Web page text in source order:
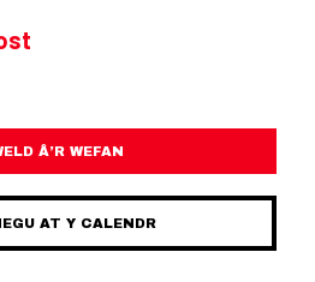
Â’R WEFAN
AT Y CALENDR